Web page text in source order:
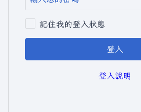
記住我的登入狀態
登入
登入說明